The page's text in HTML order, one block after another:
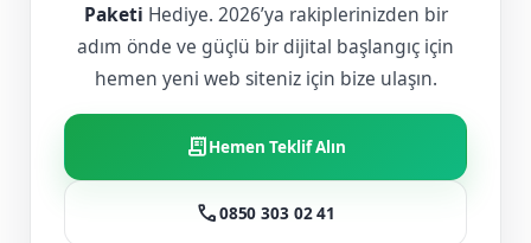
Paketi Hediye. 2026’ya rakiplerinizden bir
adım önde ve güçlü bir dijital başlangıç için
hemen yeni web siteniz için bize ulaşın.
receipt_longHemen Teklif Alın
call0850 303 02 41